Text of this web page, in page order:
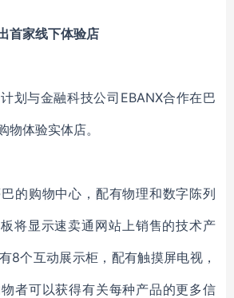
首家线下体验店
划与金融科技公司EBANX合作在巴
物体验实体店。
的购物中心，配有物理和数字陈列
将显示速卖通网站上销售的技术产
8个互动展示柜，配有触摸屏电视，
者可以获得有关每种产品的更多信